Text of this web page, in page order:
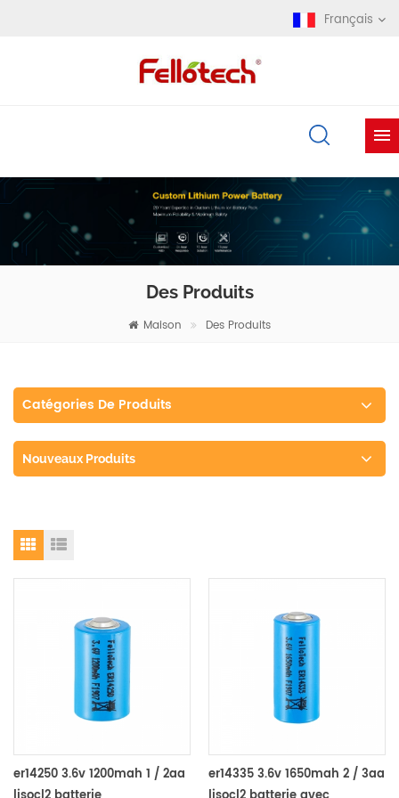
Français
Des Produits
Maison Des Produits
Catégories De Produits
Nouveaux Produits
er14250 3.6v 1200mah 1 / 2aa
er14335 3.6v 1650mah 2 / 3aa